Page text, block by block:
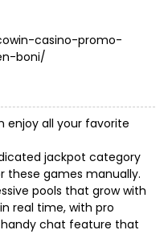
casino-promo-
boni/
enjoy all your favorite
jackpot category
these games manually.
pools that grow with
real time, with pro
chat feature that